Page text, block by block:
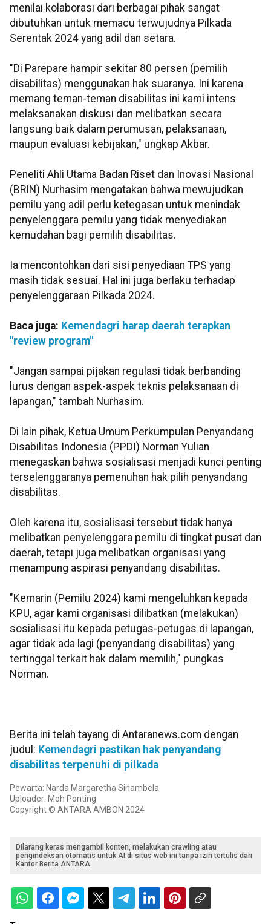
menilai kolaborasi dari berbagai pihak sangat
dibutuhkan untuk memacu terwujudnya Pilkada
Serentak 2024 yang adil dan setara.
"Di Parepare hampir sekitar 80 persen (pemilih
disabilitas) menggunakan hak suaranya. Ini karena
memang teman-teman disabilitas ini kami intens
melaksanakan diskusi dan melibatkan secara
langsung baik dalam perumusan, pelaksanaan,
maupun evaluasi kebijakan," ungkap Akbar.
Peneliti Ahli Utama Badan Riset dan Inovasi Nasional
(BRIN) Nurhasim mengatakan bahwa mewujudkan
pemilu yang adil perlu ketegasan untuk menindak
penyelenggara pemilu yang tidak menyediakan
kemudahan bagi pemilih disabilitas.
Ia mencontohkan dari sisi penyediaan TPS yang
masih tidak sesuai. Hal ini juga berlaku terhadap
penyelenggaraan Pilkada 2024.
Baca juga: Kemendagri harap daerah terapkan
"review program"
"Jangan sampai pijakan regulasi tidak berbanding
lurus dengan aspek-aspek teknis pelaksanaan di
lapangan," tambah Nurhasim.
Di lain pihak, Ketua Umum Perkumpulan Penyandang
Disabilitas Indonesia (PPDI) Norman Yulian
menegaskan bahwa sosialisasi menjadi kunci penting
terselenggaranya pemenuhan hak pilih penyandang
disabilitas.
Oleh karena itu, sosialisasi tersebut tidak hanya
melibatkan penyelenggara pemilu di tingkat pusat dan
daerah, tetapi juga melibatkan organisasi yang
menampung aspirasi penyandang disabilitas.
"Kemarin (Pemilu 2024) kami mengeluhkan kepada
KPU, agar kami organisasi dilibatkan (melakukan)
sosialisasi itu kepada petugas-petugas di lapangan,
agar tidak ada lagi (penyandang disabilitas) yang
tertinggal terkait hak dalam memilih," pungkas
Norman.
Berita ini telah tayang di Antaranews.com dengan
judul: Kemendagri pastikan hak penyandang
disabilitas terpenuhi di pilkada
Pewarta: Narda Margaretha Sinambela
Uploader: Moh Ponting
Copyright © ANTARA AMBON 2024
Dilarang keras mengambil konten, melakukan crawling atau
pengindeksan otomatis untuk AI di situs web ini tanpa izin tertulis dari
Kantor Berita ANTARA.